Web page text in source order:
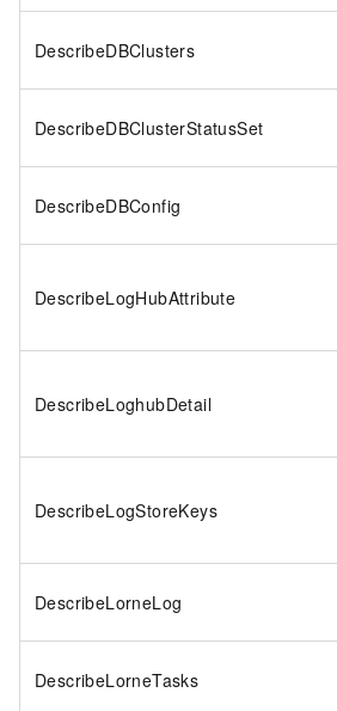
DescribeDBClusters
DescribeDBClusterStatusSet
DescribeDBConfig
DescribeLogHubAttribute
DescribeLoghubDetail
DescribeLogStoreKeys
DescribeLorneLog
DescribeLorneTasks